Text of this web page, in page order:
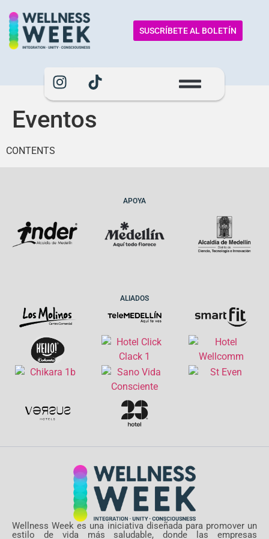
SUSCRÍBETE AL BOLETÍN
Eventos
CONTENTS
APOYA
ALIADOS
Wellness Week es una iniciativa diseñada para promover un
estilo de vida más saludable, donde las empresas